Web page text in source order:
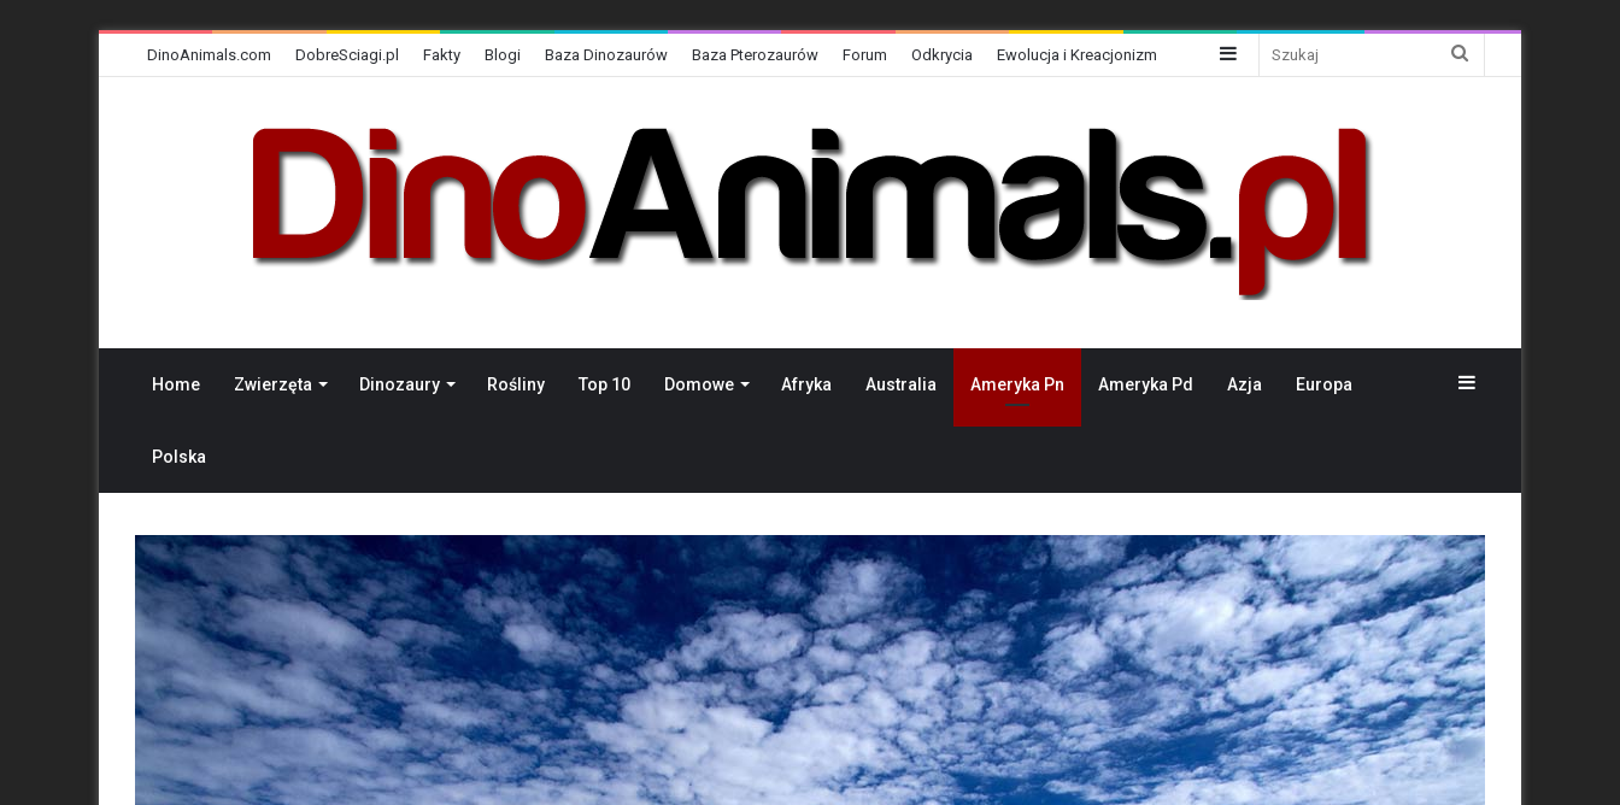
DinoAnimals.com DobreSciagi.pl Fakty Blogi Baza Dinozaurów Baza Pterozaurów Forum Odkrycia Ewolucja i Kreacjonizm Sidebar
Home Zwierzęta Dinozaury Rośliny Top 10 Domowe Afryka Australia Ameryka Pn Ameryka Pd Azja Europa
Polska
Sidebar